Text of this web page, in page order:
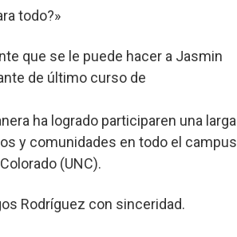
todo?»
que se le puede hacer a Jasmin
de último curso de
ha logrado participaren una larga
y comunidades en todo el campus
(UNC).
Rodríguez con sinceridad.